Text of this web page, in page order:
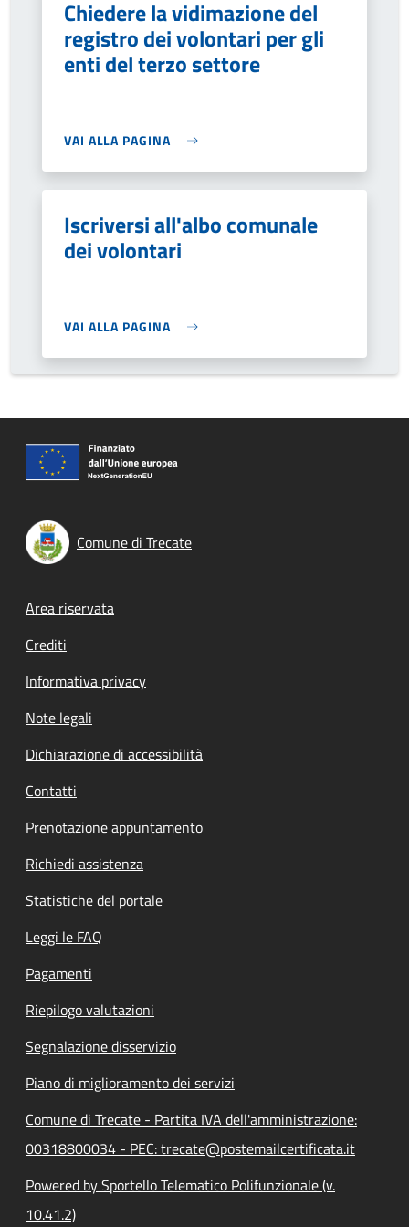
Chiedere la vidimazione del
registro dei volontari per gli
enti del terzo settore
VAI ALLA PAGINA
Iscriversi all'albo comunale
dei volontari
VAI ALLA PAGINA
Comune di Trecate
Footer menu
Area riservata
Crediti
Informativa privacy
Note legali
Dichiarazione di accessibilità
Contatti
Prenotazione appuntamento
Richiedi assistenza
Statistiche del portale
Leggi le FAQ
Pagamenti
Riepilogo valutazioni
Segnalazione disservizio
Piano di miglioramento dei servizi
Comune di Trecate - Partita IVA dell'amministrazione:
00318800034 - PEC: trecate@postemailcertificata.it
Powered by Sportello Telematico Polifunzionale (v.
10.41.2)